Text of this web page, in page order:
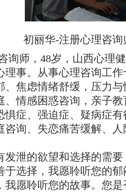
初丽华-注册心理咨询
询师，48岁，山西心理
理事。从事心理咨询工
、焦虑情绪舒缓，压力
、情感困惑咨询，亲子
惧症、强迫症、疑病症
咨询、失恋痛苦缓解、
发泄的欲望和选择的需
于选择，我愿聆听您的
我愿聆听您的故事。您